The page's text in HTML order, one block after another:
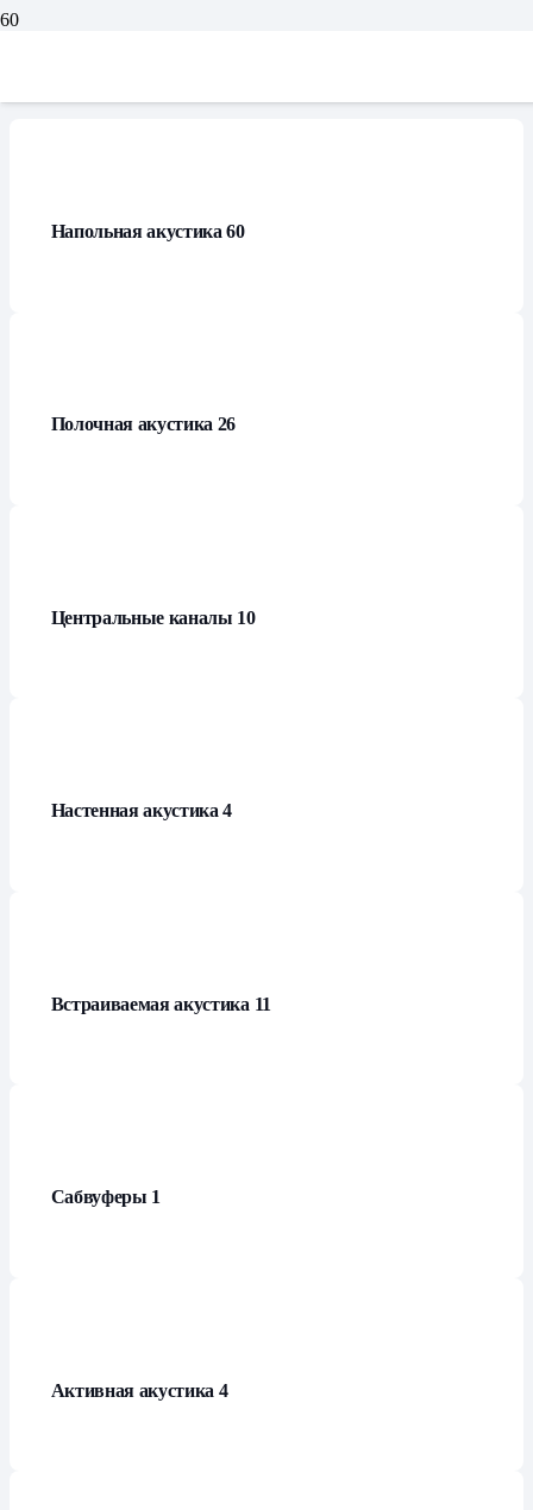
Напольная акустика60
Полочная акустика 26
Центральные каналы 10
Настенная акустика4
Встраиваемая акустика 11
Сабвуферы 1
Активная акустика 4